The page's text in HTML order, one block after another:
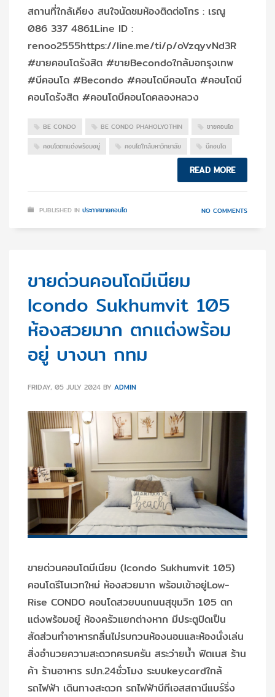
สถานที่ใกล้เคียง สนใจนัดชมห้องติดต่อโทร : เรณู
086 337 4861Line ID :
renoo2555https://line.me/ti/p/oVzqyvNd3R
#ขายคอนโดรังสิต #ขายBecondoใกล้มอกรุงเทพ
#บีคอนโด #Becondo #คอนโดบีคอนโด #คอนโดบี
คอนโดรังสิต #คอนโดบีคอนโดคลองหลวง
BE CONDO BE CONDO PHAHOLYOTHIN ขายคอนโด
คอนโดตกแต่งพร้อมอยู่ คอนโดใกล้มหาวิทยาลัย บีคอนโด
READ MORE
PUBLISHED IN ประกาศขายคอนโด NO COMMENTS
ขายด่วนคอนโดมีเนียม
Icondo Sukhumvit 105
ห้องสวยมาก ตกแต่งพร้อม
อยู่ บางนา กทม
FRIDAY, 05 JULY 2024 BY ADMIN
ขายด่วนคอนโดมีเนียม (Icondo Sukhumvit 105)
คอนโดรีโนเวทใหม่ ห้องสวยมาก พร้อมเข้าอยู่Low-
Rise CONDO คอนโดสวยบนถนนสุขุมวิท 105 ตก
แต่งพร้อมอยู๋ ห้องครัวแยกต่างหาก มีประตูปิดเป็น
สัดส่วนทำอาหารกลิ่นไม่รบกวนห้องนอนและห้องนั่งเล่น
สิ่งอำนวยความสะดวกครบครัน สระว่ายน้ำ ฟิตเนส ร้าน
ค้า ร้านอาหาร รปภ.24ชั่วโมง ระบบkeycardใกล้
รถไฟฟ้า เดินทางสะดวก รถไฟฟ้าบีทีเอสสถานีแบร์ริ่ง